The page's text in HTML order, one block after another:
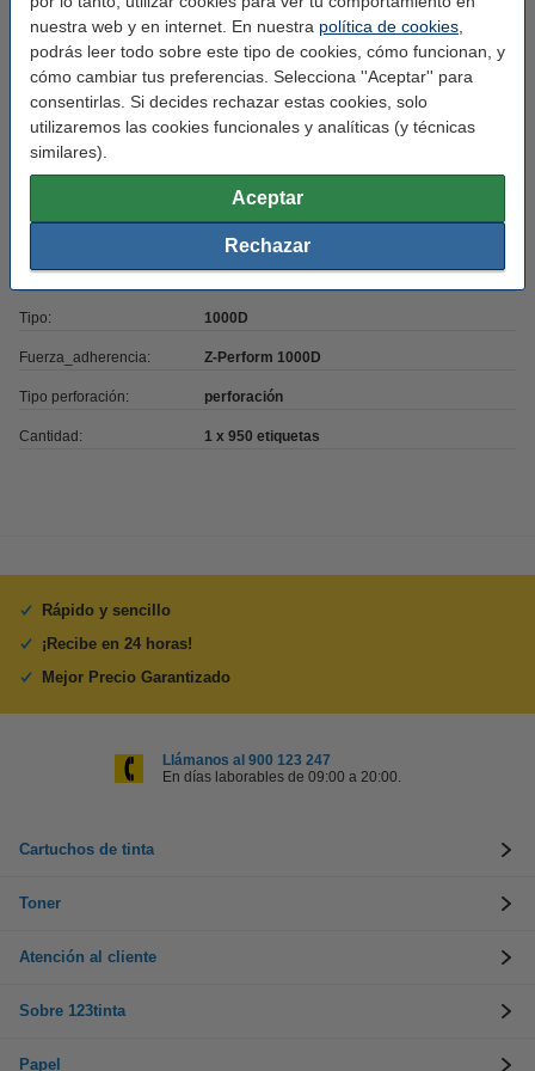
nuestra web y en internet. En nuestra política de cookies
podrás leer todo sobre este tipo de cookies, cómo funcionan, y
cómo cambiar tus preferencias. Selecciona ''Aceptar'' para
consentirlas. Si decides rechazar estas cookies, solo
utilizaremos las cookies funcionales y analíticas (y técnicas
similares).
Aceptar
Rechazar
Características
Tipo de impresora: transferencia térmica directa
Marca: 123tinta
Uso:
102 x 152 mm (AnxAl)
76 mm
Tipo: 1000D
Fuerza_adherencia: Z-Perform 1000D
Tipo perforación: perforación
Cantidad: 1 x 950 etiquetas
Rápido y sencillo
¡Recibe en 24 horas!
Mejor Precio Garantizado
Llámanos al 900 123 247
En días laborables de 09:00 a 20:00.
Cartuchos de tinta
Toner
Atención al cliente
Sobre 123tinta
Papel